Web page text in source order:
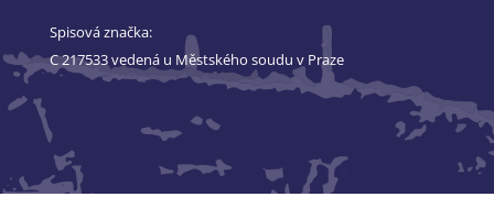
Spisová značka:
C 217533 vedená u Městského soudu v Praze